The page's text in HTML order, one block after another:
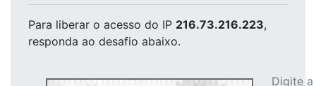
Para liberar o acesso do IP 216.73.216.223,
responda ao desafio abaixo.
Digite